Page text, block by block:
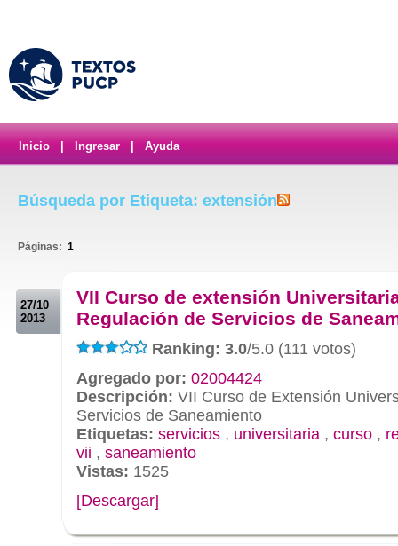
Inicio Ingresar Ayuda
Búsqueda por Etiqueta: extensión
Páginas: 1
27/10
2013
VII Curso de extensión
Regulación de Servicios de
Ranking: 3.0/5.0 (111 votos)
Agregado por: 02004424
Descripción: VII Curso de Extensión
Servicios de Saneamiento
Etiquetas: servicios , universitaria , curso ,
vii , saneamiento
Vistas: 1525
[Descargar]